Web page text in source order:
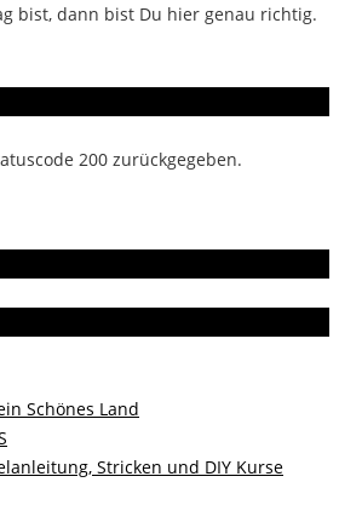
bist, dann bist Du hier genau richtig.
200 zurückgegeben.